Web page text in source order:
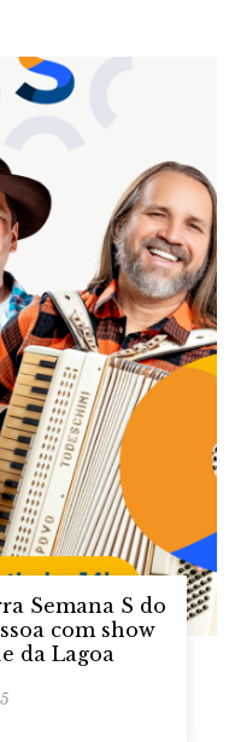
Semana S do
com show
da Lagoa